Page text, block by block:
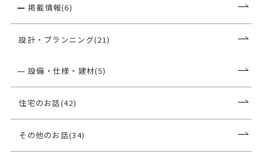
掲載情報(6)
設計・プランニング(21)
設備・仕様・建材(5)
住宅のお話(42)
その他のお話(34)